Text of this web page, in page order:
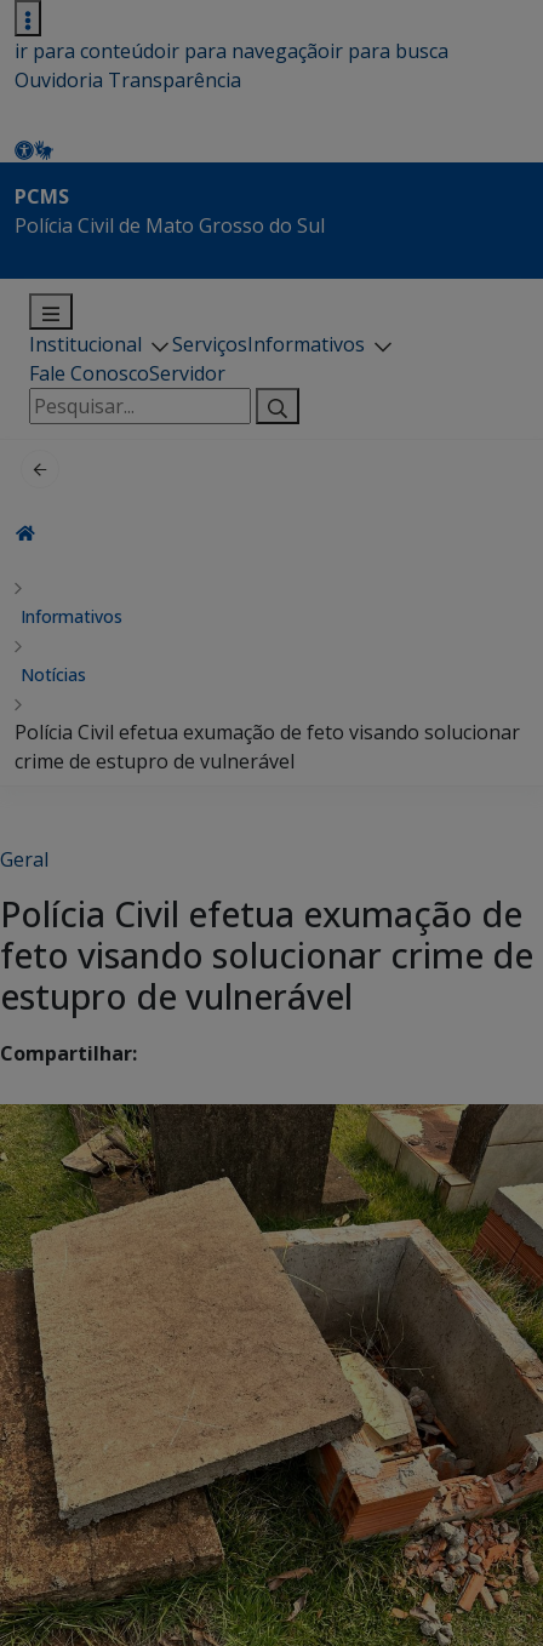
ir para conteúdoir para navegaçãoir para busca
Ouvidoria Transparência
PCMS
Polícia Civil de Mato Grosso do Sul
Institucional ServiçosInformativos
Fale ConoscoServidor
Pesquisar
por:
Informativos
Notícias
Polícia Civil efetua exumação de feto visando solucionar
crime de estupro de vulnerável
Geral
Polícia Civil efetua exumação de
feto visando solucionar crime de
estupro de vulnerável
Compartilhar: